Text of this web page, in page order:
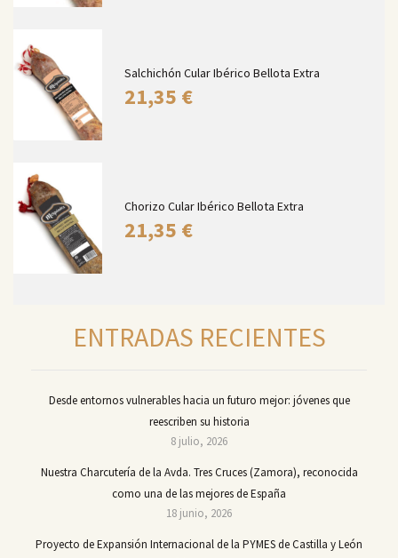
Salchichón Cular Ibérico Bellota Extra
21,35 €
Chorizo Cular Ibérico Bellota Extra
21,35 €
ENTRADAS RECIENTES
Desde entornos vulnerables hacia un futuro mejor: jóvenes que
reescriben su historia
8 julio, 2026
Nuestra Charcutería de la Avda. Tres Cruces (Zamora), reconocida
como una de las mejores de España
18 junio, 2026
Proyecto de Expansión Internacional de la PYMES de Castilla y León